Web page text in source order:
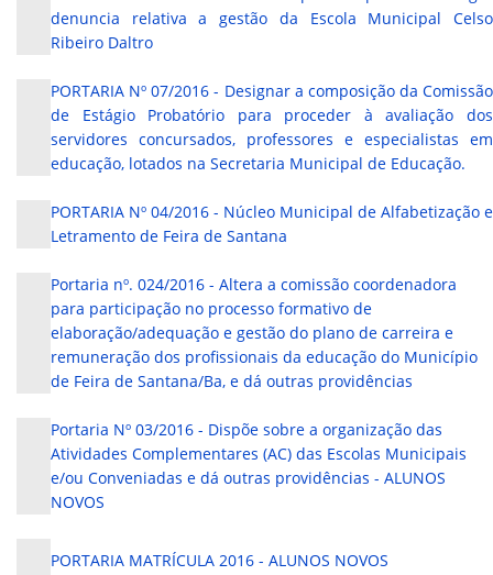
denuncia relativa a gestão da Escola Municipal Celso
Ribeiro Daltro
PORTARIA Nº 07/2016 - Designar a composição da Comissão
de Estágio Probatório para proceder à avaliação dos
servidores concursados, professores e especialistas em
educação, lotados na Secretaria Municipal de Educação.
PORTARIA Nº 04/2016 - Núcleo Municipal de Alfabetização e
Letramento de Feira de Santana
Portaria nº. 024/2016 - Altera a comissão coordenadora
para participação no processo formativo de
elaboração/adequação e gestão do plano de carreira e
remuneração dos profissionais da educação do Município
de Feira de Santana/Ba, e dá outras providências
Portaria Nº 03/2016 - Dispõe sobre a organização das
Atividades Complementares (AC) das Escolas Municipais
e/ou Conveniadas e dá outras providências - ALUNOS
NOVOS
PORTARIA MATRÍCULA 2016 - ALUNOS NOVOS